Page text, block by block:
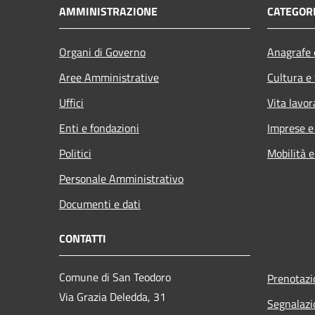
AMMINISTRAZIONE
Organi di Governo
Aree Amministrative
Uffici
Enti e fondazioni
Politici
Personale Amministrativo
Documenti e dati
Cultura
Vita
Imprese
Mobilità
CONTATTI
Comune di San Teodoro
Via Grazia Deledda, 31